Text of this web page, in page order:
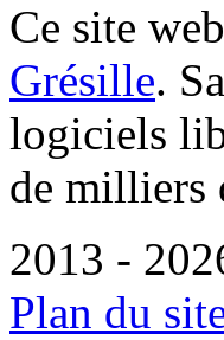
Ce site
Grésille.
logiciels
de milliers
2013 -
Plan du